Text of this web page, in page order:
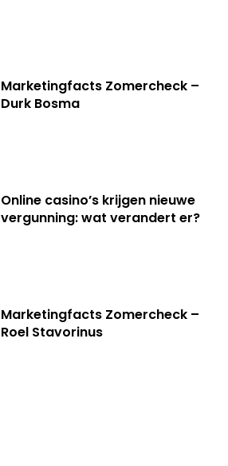
Marketingfacts Zomercheck –
Durk Bosma
Online casino’s krijgen nieuwe
vergunning: wat verandert er?
Marketingfacts Zomercheck –
Roel Stavorinus